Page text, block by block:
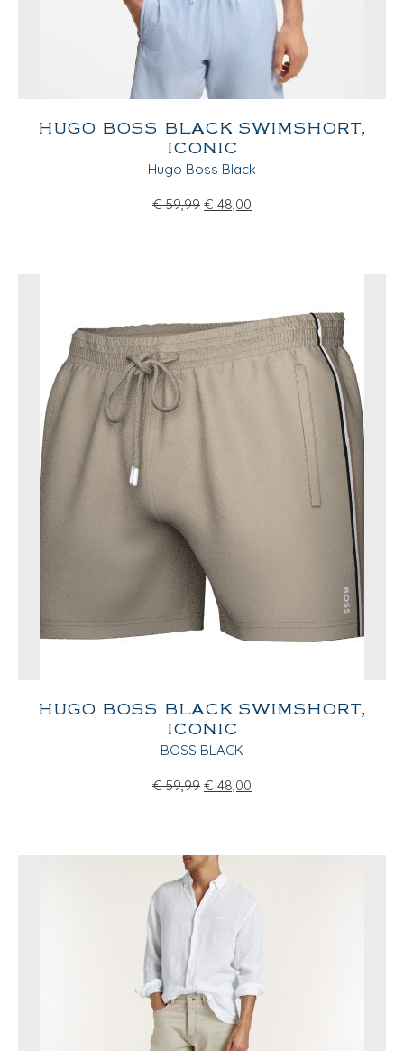
HUGO BOSS BLACK SWIMSHORT,
ICONIC
Hugo Boss Black
€ 59,99 € 48,00
HUGO BOSS BLACK SWIMSHORT,
ICONIC
BOSS BLACK
€ 59,99 € 48,00